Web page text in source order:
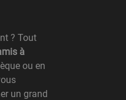
? Tout
à
ou en
un grand